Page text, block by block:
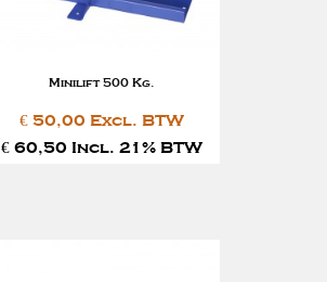
Minilift 500 Kg.
€ 50,00 Excl. BTW
€ 60,50 Incl. 21% BTW